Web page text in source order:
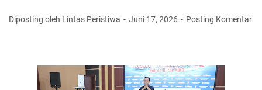
Diposting oleh Lintas Peristiwa Juni 17, 2026 Posting Komentar